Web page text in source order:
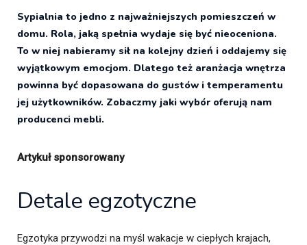
Sypialnia to jedno z najważniejszych pomieszczeń w
domu. Rola, jaką spełnia wydaje się być nieoceniona.
To w niej nabieramy sił na kolejny dzień i oddajemy się
wyjątkowym emocjom. Dlatego też aranżacja wnętrza
powinna być dopasowana do gustów i temperamentu
jej użytkowników. Zobaczmy jaki wybór oferują nam
producenci mebli.
Artykuł sponsorowany
Detale egzotyczne
Egzotyka przywodzi na myśl wakacje w ciepłych krajach,